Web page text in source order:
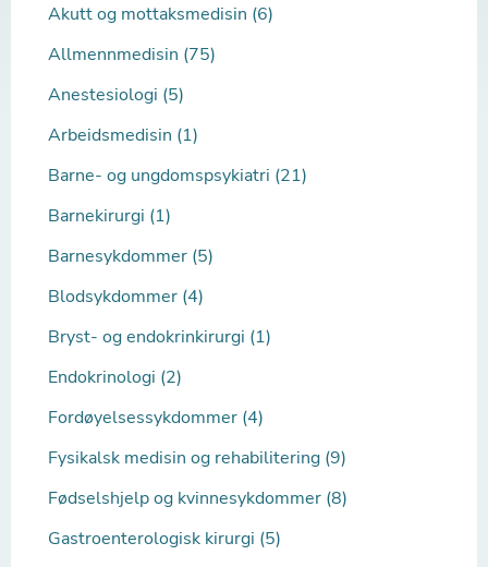
Akutt og mottaksmedisin (6)
Allmennmedisin (75)
Anestesiologi (5)
Arbeidsmedisin (1)
Barne- og ungdomspsykiatri (21)
Barnekirurgi (1)
Barnesykdommer (5)
Blodsykdommer (4)
Bryst- og endokrinkirurgi (1)
Endokrinologi (2)
Fordøyelsessykdommer (4)
Fysikalsk medisin og rehabilitering (9)
Fødselshjelp og kvinnesykdommer (8)
Gastroenterologisk kirurgi (5)